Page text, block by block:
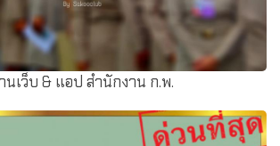
เว็บ & แอป สำนักงาน ก.พ.